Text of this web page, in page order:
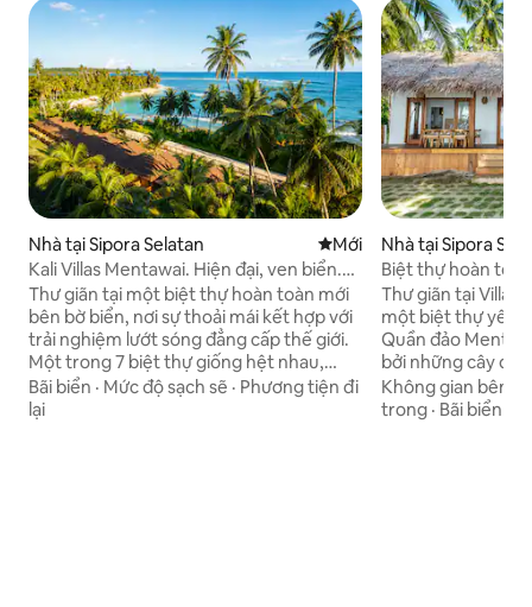
Nhà tại Sipora Selatan Nơi ở mới
Mới
Kali Villas Mentawai. Hiện đại, ven biển.
Biệt thự 2
Thư giãn tại một biệt thự hoàn toàn mới
bên bờ biển, nơi sự thoải mái kết hợp với
trải nghiệm lướt sóng đẳng cấp thế giới.
Một trong 7 biệt thự giống hệt nhau,
hoàn hảo cho khách đi một mình, cặp
đôi, gia đình hoặc nhóm bạn bè. Tận
Bãi biển · Mức độ sạch sẽ · Phương tiện đi
lại
Nhà tại Sipora
Biệt thự hoàn
ngơi nhiệt đới bên
Thư giãn tại Villa
một biệt thự yên
Quần đảo
bởi những cây
dương, đây là nơi
thư giãn và kết
Không gian bên
trong · Bãi biển